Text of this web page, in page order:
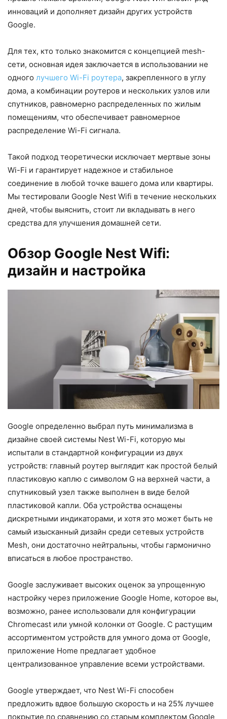
инноваций и дополняет дизайн других устройств
Google.
Для тех, кто только знакомится с концепцией mesh-
сети, основная идея заключается в использовании не
одного лучшего Wi-Fi роутера, закрепленного в углу
дома, а комбинации роутеров и нескольких узлов или
спутников, равномерно распределенных по жилым
помещениям, что обеспечивает равномерное
распределение Wi-Fi сигнала.
Такой подход теоретически исключает мертвые зоны
Wi-Fi и гарантирует надежное и стабильное
соединение в любой точке вашего дома или квартиры.
Мы тестировали Google Nest Wifi в течение нескольких
дней, чтобы выяснить, стоит ли вкладывать в него
средства для улучшения домашней сети.
Обзор Google Nest Wifi:
дизайн и настройка
Google определенно выбрал путь минимализма в
дизайне своей системы Nest Wi-Fi, которую мы
испытали в стандартной конфигурации из двух
устройств: главный роутер выглядит как простой белый
пластиковую каплю с символом G на верхней части, а
спутниковый узел также выполнен в виде белой
пластиковой капли. Оба устройства оснащены
дискретными индикаторами, и хотя это может быть не
самый изысканный дизайн среди сетевых устройств
Mesh, они достаточно нейтральны, чтобы гармонично
вписаться в любое пространство.
Google заслуживает высоких оценок за упрощенную
настройку через приложение Google Home, которое вы,
возможно, ранее использовали для конфигурации
Chromecast или умной колонки от Google. С растущим
ассортиментом устройств для умного дома от Google,
приложение Home предлагает удобное
централизованное управление всеми устройствами.
Google утверждает, что Nest Wi-Fi способен
предложить вдвое большую скорость и на 25% лучшее
покрытие по сравнению со старым комплектом Google